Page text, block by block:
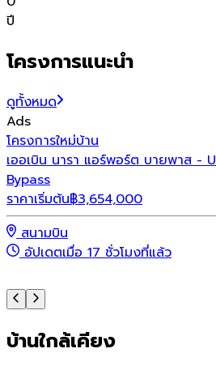
ปี
โครงการแนะนำ
ดูทั้งหมด
Ads
โครงการใหม่บ้าน
เออเบิน นารา แอร์พอร์ต บายพาส -
Bypass
ราคาเริ่มต้น฿3,654,000
สนามบิน
อัปเดตเมื่อ 17 ชั่วโมงที่แล้ว
บ้านใกล้เคียง